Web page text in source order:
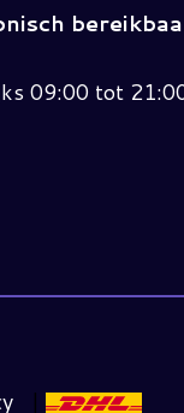
09:00 tot
|